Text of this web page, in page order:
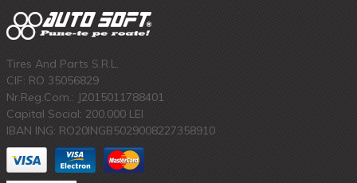
Tires And Parts S.R.L.
CIF: RO 35056829
Nr.Reg.Com.: J2015011788401
Capital Social: 200.000 LEI
IBAN ING: RO20INGB5029008227358910